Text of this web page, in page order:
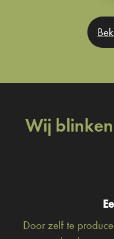
Wij
Door zelf te